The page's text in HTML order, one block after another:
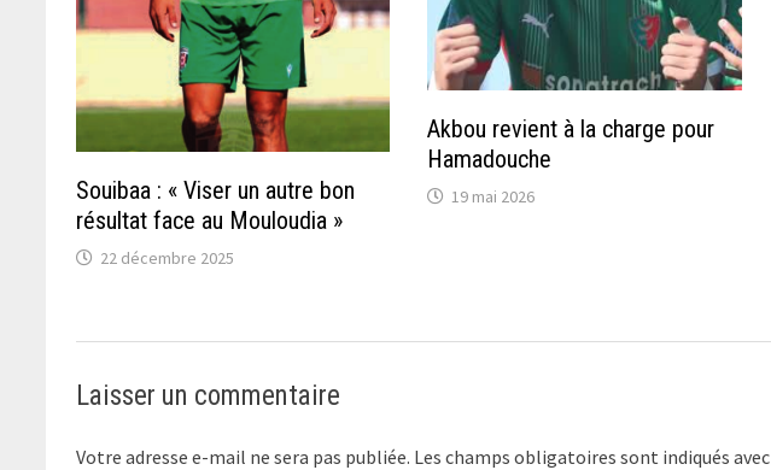
Souibaa : « Viser un autre bon
résultat face au Mouloudia »
22 décembre 2025
Akbou revient à la charge pour
Hamadouche
19 mai 2026
Laisser un commentaire
Votre adresse e-mail ne sera pas publiée. Les champs obligatoires sont indiqués avec